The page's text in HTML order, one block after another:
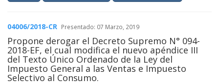
04006/2018-CR Presentado: 07 Marzo, 2019
Propone derogar el Decreto Supremo N° 094-
2018-EF, el cual modifica el nuevo apéndice III
del Texto Único Ordenado de la Ley del
Impuesto General a las Ventas e Impuesto
Selectivo al Consumo.